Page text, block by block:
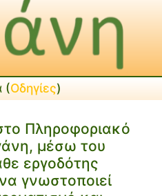
(Οδηγίες)
Πληροφοριακό
μέσω του
εργοδότης
γνωστοποιεί